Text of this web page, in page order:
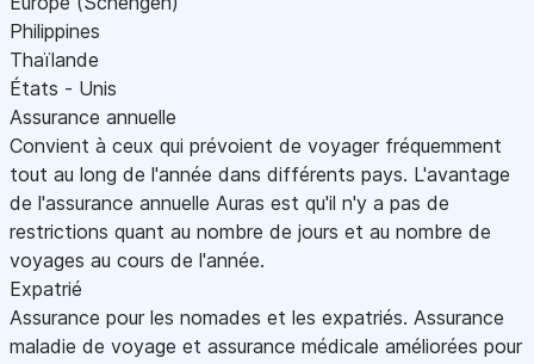
Philippines
Thaïlande
États - Unis
Assurance annuelle
Convient à ceux qui prévoient de voyager fréquemment
tout au long de l'année dans différents pays. L'avantage
de l'assurance annuelle Auras est qu'il n'y a pas de
restrictions quant au nombre de jours et au nombre de
voyages au cours de l'année.
Expatrié
Assurance pour les nomades et les expatriés. Assurance
maladie de voyage et assurance médicale améliorées pour